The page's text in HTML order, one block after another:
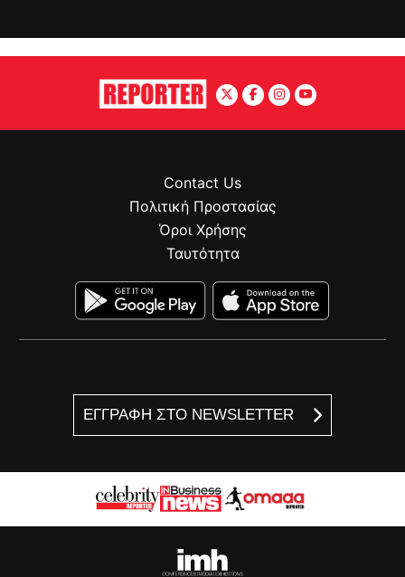
ΕΓΓΡΑΦΗ ΣΤΟ NEWSLETTER
Contact Us
Πολιτική Προστασίας
Όροι Χρήσης
Ταυτότητα